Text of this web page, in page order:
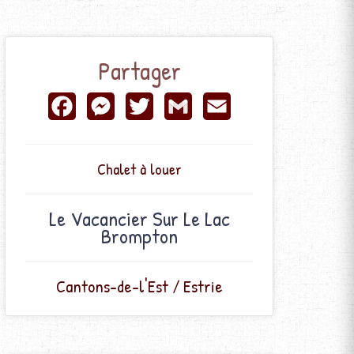
Partager
FacebookMessenger
TwitterGmail Email
Chalet à louer
Le Vacancier Sur Le Lac
Brompton
Cantons-de-l'Est / Estrie